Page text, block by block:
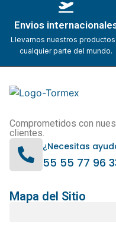
Envios
Llevamos nuestros productos
cualquier parte del mundo.
Comprometidos con
clientes.
¿Necesitas
55 55 77 96
Mapa del Sitio